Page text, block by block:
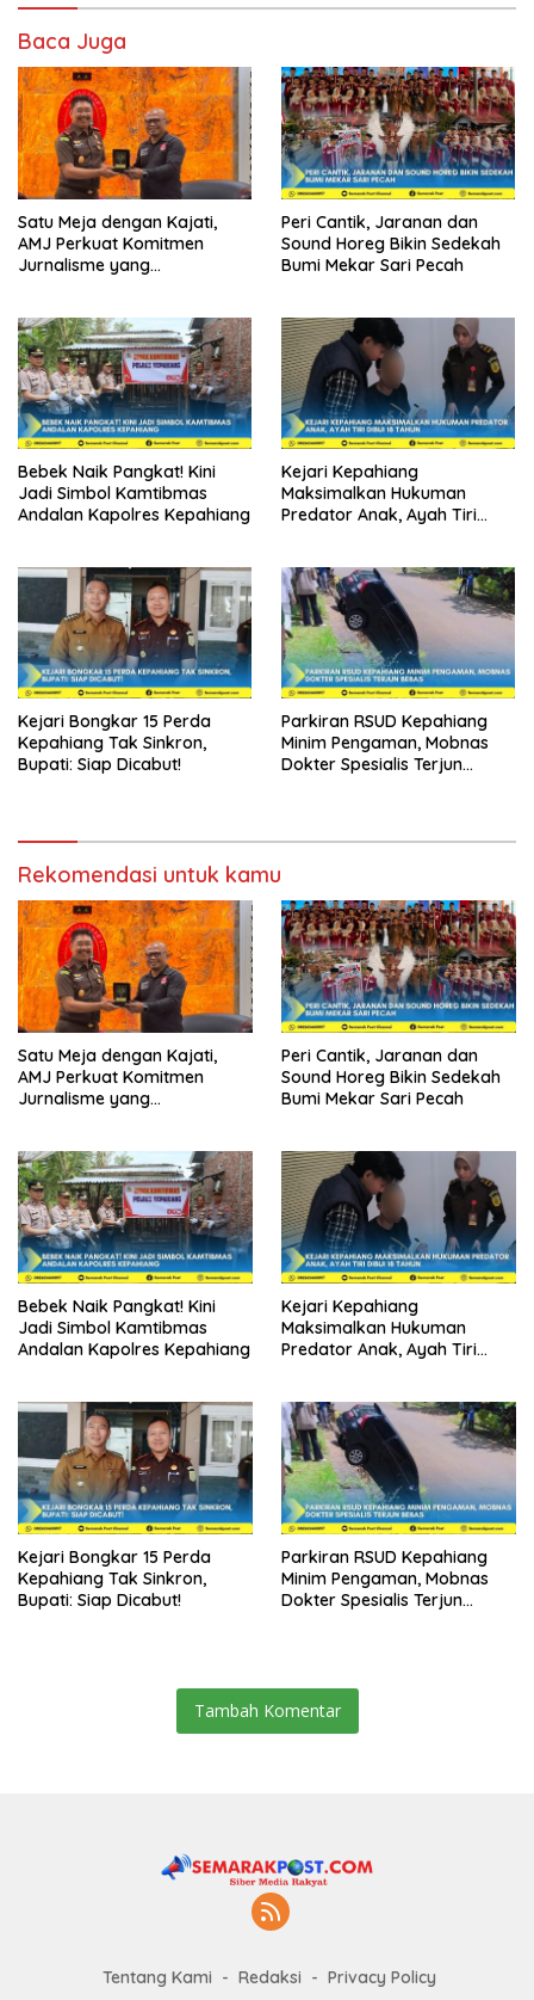
Baca Juga
Satu Meja dengan Kajati,
AMJ Perkuat Komitmen
Jurnalisme yang
Peri Cantik, Jaranan dan
Sound Horeg Bikin Sedekah
Bumi Mekar Sari Pecah
Bebek Naik Pangkat! Kini
Jadi Simbol Kamtibmas
Andalan Kapolres Kepahiang
Kejari Kepahiang
Maksimalkan Hukuman
Predator Anak, Ayah Tiri
Kejari Bongkar 15 Perda
Kepahiang Tak Sinkron,
Bupati: Siap Dicabut!
Parkiran RSUD Kepahiang
Minim Pengaman, Mobnas
Dokter Spesialis Terjun
Rekomendasi untuk kamu
Satu Meja dengan Kajati,
AMJ Perkuat Komitmen
Jurnalisme yang
Peri Cantik, Jaranan dan
Sound Horeg Bikin Sedekah
Bumi Mekar Sari Pecah
Bebek Naik Pangkat! Kini
Jadi Simbol Kamtibmas
Andalan Kapolres Kepahiang
Kejari Kepahiang
Maksimalkan Hukuman
Predator Anak, Ayah Tiri
Kejari Bongkar 15 Perda
Kepahiang Tak Sinkron,
Bupati: Siap Dicabut!
Parkiran RSUD Kepahiang
Minim Pengaman, Mobnas
Dokter Spesialis Terjun
Tambah Komentar
Tentang Kami Redaksi
Privacy Policy